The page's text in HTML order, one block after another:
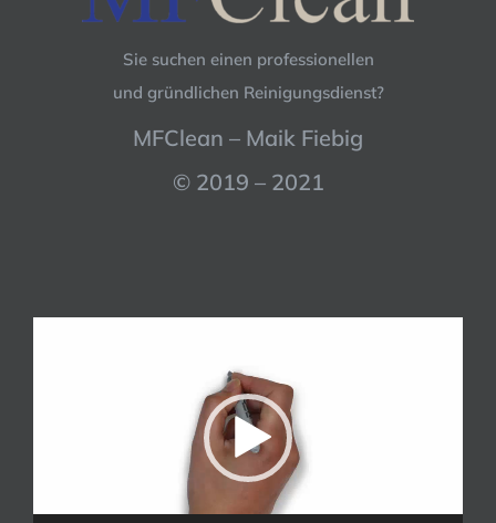
Sie suchen einen professionellen
und gründlichen Reinigungsdienst?
MFClean – Maik Fiebig
© 2019 – 2021